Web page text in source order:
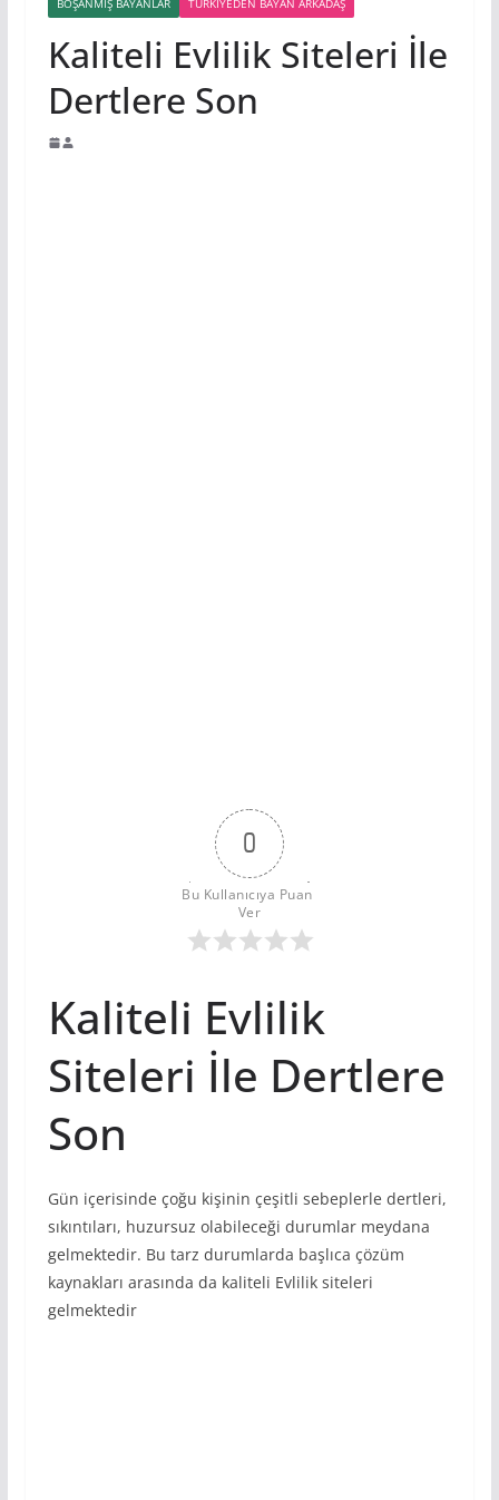
Kaliteli Evlilik Siteleri İle
Dertlere Son
0
Bu Kullanıcıya Puan
Ver
Kaliteli Evlilik
Siteleri İle Dertlere
Son
Gün içerisinde çoğu kişinin çeşitli sebeplerle dertleri,
sıkıntıları, huzursuz olabileceği durumlar meydana
gelmektedir. Bu tarz durumlarda başlıca çözüm
kaynakları arasında da kaliteli Evlilik siteleri
gelmektedir